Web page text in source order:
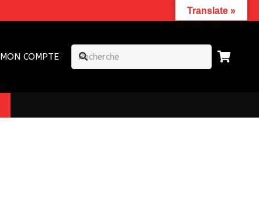
MON COMPTE
Translate »